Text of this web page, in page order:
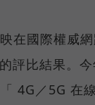
在國際權威
評比結果。今
4G／5G 在